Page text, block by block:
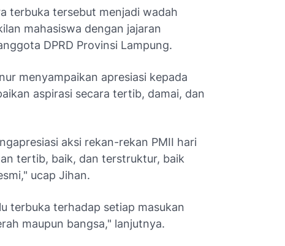
terbuka tersebut menjadi wadah
mahasiswa dengan jajaran
DPRD Provinsi Lampung.
menyampaikan apresiasi kepada
aspirasi secara tertib, damai, dan
aksi rekan-rekan PMII hari
tertib, baik, dan terstruktur, baik
ucap Jihan.
terbuka terhadap setiap masukan
maupun bangsa," lanjutnya.